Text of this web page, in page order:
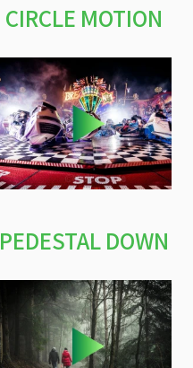
CIRCLE MOTION
PEDESTAL DOWN